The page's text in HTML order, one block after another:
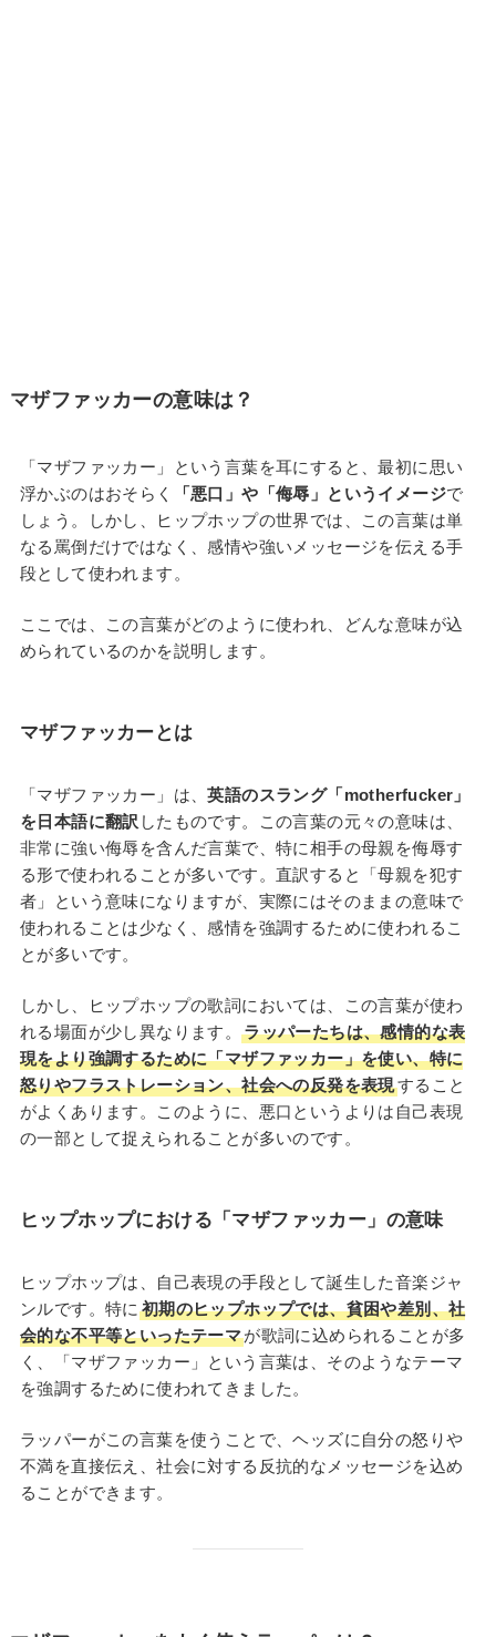
マザファッカーの意味は？
「マザファッカー」という言葉を耳にすると、最初に思い
浮かぶのはおそらく
「悪口」や「侮辱」というイメージで
しょう。しかし、ヒップホップの世界では、この言葉は単
なる罵倒だけではなく、感情や強いメッセージを伝える手
段として使われます。
ここでは、この言葉がどのように使われ、どんな意味が込
められているのかを説明します。
マザファッカーとは
「マザファッカー」は、英語のスラング「motherfucker」
を日本語に翻訳 したものです。この言葉の元々の意味は、
非常に強い侮辱を含んだ言葉で、特に相手の母親を侮辱す
る形で使われることが多いです。直訳すると「母親を犯す
者」という意味になりますが、実際にはそのままの意味で
使われることは少なく、感情を強調するために使われるこ
とが多いです。
しかし、ヒップホップの歌詞においては、この言葉が使わ
れる場面が少し異なります。ラッパーたちは、感情的な表
現をより強調するために「マザファッカー」を使い、特に
怒りやフラストレーション、社会への反発を表現すること
がよくあります。このように、悪口というよりは自己表現
の一部として捉えられることが多いのです。
ヒップホップにおける「マザファッカー」の意味
ヒップホップは、自己表現の手段として誕生した音楽ジャ
ンルです。特に 初期のヒップホップでは、貧困や差別、社
会的な不平等といったテーマが歌詞に込められることが多
く、「マザファッカー」という言葉は、そのようなテーマ
を強調するために使われてきました。
ラッパーがこの言葉を使うことで、ヘッズに自分の怒りや
不満を直接伝え、社会に対する反抗的なメッセージを込め
ることができます。